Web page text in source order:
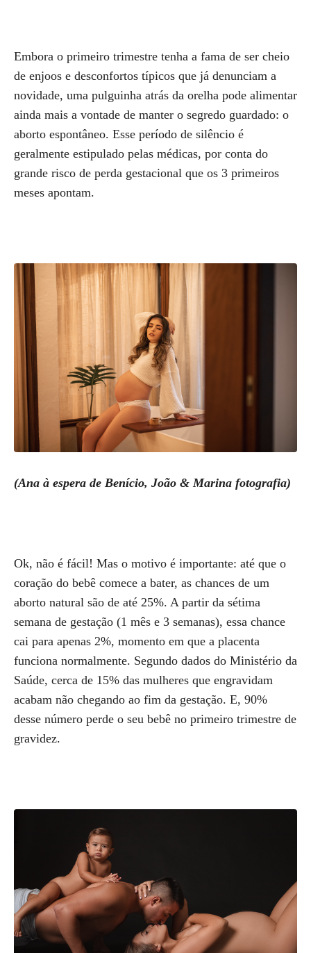
Embora o primeiro trimestre tenha a fama de ser cheio
de enjoos e desconfortos típicos que já denunciam a
novidade, uma pulguinha atrás da orelha pode alimentar
ainda mais a vontade de manter o segredo guardado: o
aborto espontâneo. Esse período de silêncio é
geralmente estipulado pelas médicas, por conta do
grande risco de perda gestacional que os 3 primeiros
meses apontam.
(Ana à espera de Benício, João & Marina fotografia)
Ok, não é fácil! Mas o motivo é importante: até que o
coração do bebê comece a bater, as chances de um
aborto natural são de até 25%. A partir da sétima
semana de gestação (1 mês e 3 semanas), essa chance
cai para apenas 2%, momento em que a placenta
funciona normalmente. Segundo dados do Ministério da
Saúde, cerca de 15% das mulheres que engravidam
acabam não chegando ao fim da gestação. E, 90%
desse número perde o seu bebê no primeiro trimestre de
gravidez.